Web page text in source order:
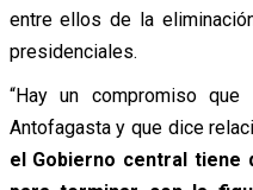
entre ellos de la
presidenciales.
“Hay un compromiso
Antofagasta y que dice
el Gobierno central tiene